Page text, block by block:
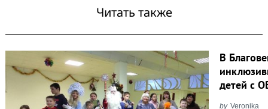
Читать также
В
детей с
by Veronika